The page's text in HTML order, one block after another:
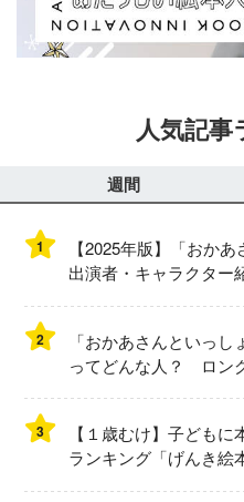
人気記
週間
1
【2025年版】「おかあ
出演者・キャラクター
2
「おかあさんといっ
ってどんな人？ ロン
3
【１歳むけ】子ども
ランキング「げんき絵